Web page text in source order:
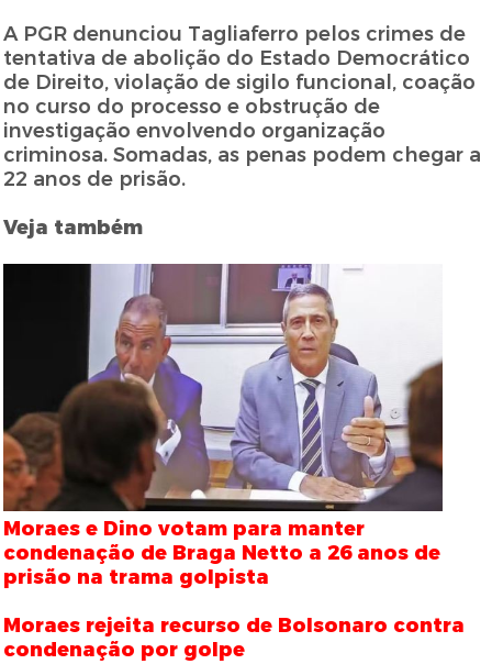
A PGR denunciou Tagliaferro pelos crimes de
tentativa de abolição do Estado Democrático
de Direito, violação de sigilo funcional, coação
no curso do processo e obstrução de
investigação envolvendo organização
criminosa. Somadas, as penas podem chegar a
22 anos de prisão.
Veja também
Moraes e Dino votam para manter
condenação de Braga Netto a 26 anos de
prisão na trama golpista
Moraes rejeita recurso de Bolsonaro contra
condenação por golpe